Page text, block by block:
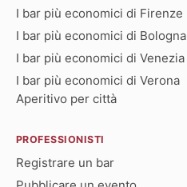
I bar più economici di Firenze
I bar più economici di Bologna
I bar più economici di Venezia
I bar più economici di Verona
Aperitivo per città
PROFESSIONISTI
Registrare un bar